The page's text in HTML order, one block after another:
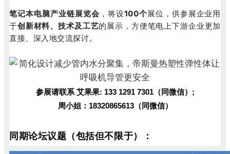
笔记本电脑产业链展览会 ，将设100个展位，供参展企业用
于创新材料、技术及工艺的展示，方便笔电上下游企业更加
直接、深入地交流探讨。
参展请联系 艾果果: 133 1291 7301（同微信）;
周小姐：18320865613（同微信）
同期论坛议题（包括但不限于）：